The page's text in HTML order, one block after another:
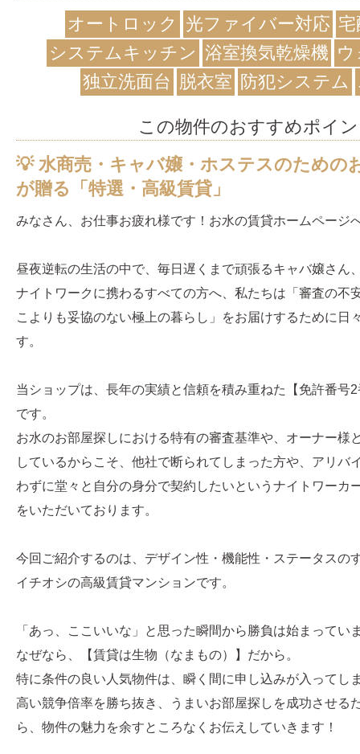
オートロック
光ファイバー対応
システムキッチン 浴室換気乾燥機
独立洗面台 脱衣室 防犯システム
この物件のおすすめポイ
💡 水商売・キャバ嬢・ホステスのための
が贈る「特選・高級賃貸」
みなさん、お仕事お疲れ様です！お水の賃貸ホームページ
昼夜逆転の生活の中で、毎日遅くまで頑張るキャバ嬢さん
ナイトワークに携わるすべての方へ、私たちは「審査の不
こよりも妥協のない極上の暮らし」をお届けするために日
す。
当ショップは、長年の実績と信頼を積み重ねた【免許番号
です。
お水のお部屋探しにおける特有の審査基準や、オーナー様
しているからこそ、他社で断られてしまった方や、アリバ
わずに堂々と自分の身分で契約したいというナイトワーカ
をいただいております。
今回ご紹介するのは、デザイン性・機能性・ステータスの
イチオシの高級賃貸マンションです。
「あっ、ここいいな」と思った瞬間から勝負は始まってい
なぜなら、【賃貸は生物（なまもの）】だから。
特に条件の良い人気物件は、瞬く間に申し込みが入ってし
高い競争倍率を勝ち抜き、うまいお部屋探しを成功させる
ら、物件の魅力を余すところなくお伝えしていきます！